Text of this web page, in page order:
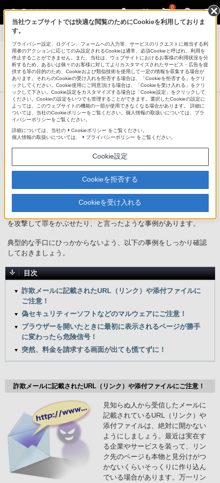
0
ウイルス・セキュリティー情報
パーソナルコンピューター VAIO
サポート・お問い合わせ
製品情報ページ
ウイルス・セキュリティー情報
インターネットに接続すると、ホームページを閲覧したりメール
を送受信したりできるようになってとても便利ですが、反面悪意
のある人物がいたるところに罠を仕掛けており、ウイルスや不正
なソフトウェアをインストールさせて、パソコンに保存している
データを流出させたり、パソコンを乗っ取って遠隔操作で別の人
を攻撃して罪をかぶせたり、と言ったような事例があります。
典型的な手口にひっかからないよう、以下の事例をしっかり確認
しておきましょう。
目次
詐欺メールに記載されたURL（リンク）や添付ファイルに
ご注意！
偽セキュリティーソフトなどのマルウェアにご注意！
ブラウザーを開いたときに最初に表示されるページが勝手
に変わったら危険信号！
突然、料金を請求する画面が出ても慌てずに！
詐欺メールに記載されたURL（リンク）や添付ファイルにご注意！
見知らぬ人から受信したメールに
記載されているURL（リンク）や
添付ファイルは、絶対に開かない
ようにしましょう。最近は実在す
る企業やサービスを装って、リン
ク先のページも本物と見分けがつ
かないくらいそっくりに作り込ん
でいる場合があります。万一リン
当社ウェブサイトでは快適な閲覧のためにCookieを利用しておりま
す。
プライバシー設定、ログイン、フォームへの入力等、サービスのリクエストに相当する利
用者のアクションに応じてのみ設定されるCookieは通常、必須Cookieと呼ばれ、利用を
停止することができません。また、当社は、ウェブサイトにおけるお客様の利用状況を分
析するため、あるいは個々のお客様に対してよりカスタマイズされたサービス・広告を提
供する等の目的のため、Cookieおよび類似技術を使用して一定の情報を収集する場合が
あります。それらのCookieの受け入れを拒否する場合は、「Cookieを拒否する」をクリ
ックしてください。Cookie使用にご同意頂ける場合は、「Cookieを受け入れる」をクリ
ックして下さい。Cookie設定をカスタマイズする場合は「Cookie設定」をクリックして
ください。Cookieの設定をいつでも管理することができます。選択したCookieの設定に
よっては、このウェブサイトの機能の一部が使用できなくなる場合があります。 詳細に
ついては、当社のCookieポリシーをご覧ください。個人情報の取扱いについては、プラ
イバシーポリシーをご覧ください。
詳細については、当社の
Cookieポリシー をご覧ください。
個人情報の取扱いについては、
プライバシーポリシー をご覧ください。
Cookie設定
Cookieを拒否する
Cookieを受け入れる